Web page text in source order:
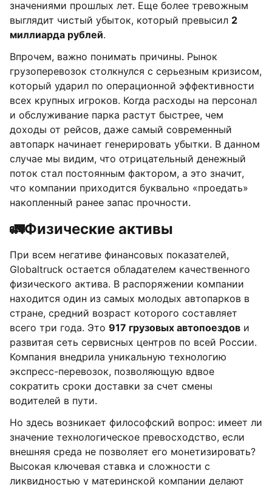
значениями прошлых лет. Еще более тревожным
выглядит чистый убыток, который превысил 2
миллиарда рублей.
Впрочем, важно понимать причины. Рынок
грузоперевозок столкнулся с серьезным кризисом,
который ударил по операционной эффективности
всех крупных игроков. Когда расходы на персонал
и обслуживание парка растут быстрее, чем
доходы от рейсов, даже самый современный
автопарк начинает генерировать убытки. В данном
случае мы видим, что отрицательный денежный
поток стал постоянным фактором, а это значит,
что компании приходится буквально «проедать»
накопленный ранее запас прочности.
🚛Физические активы
При всем негативе финансовых показателей,
Globaltruck остается обладателем качественного
физического актива. В распоряжении компании
находится один из самых молодых автопарков в
стране, средний возраст которого составляет
всего три года. Это 917 грузовых автопоездов и
развитая сеть сервисных центров по всей России.
Компания внедрила уникальную технологию
экспресс-перевозок, позволяющую вдвое
сократить сроки доставки за счет смены
водителей в пути.
Но здесь возникает философский вопрос: имеет ли
значение технологическое превосходство, если
внешняя среда не позволяет его монетизировать?
Высокая ключевая ставка и сложности с
ликвидностью у материнской компании делают